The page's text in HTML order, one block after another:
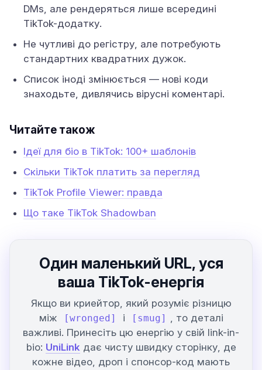
DMs, але рендеряться лише всередині
TikTok-додатку.
Не чутливі до регістру, але потребують
стандартних квадратних дужок.
Список іноді змінюється — нові коди
знаходьте, дивлячись вірусні коментарі.
Читайте також
Ідеї для біо в TikTok: 100+ шаблонів
Скільки TikTok платить за перегляд
TikTok Profile Viewer: правда
Що таке TikTok Shadowban
Один маленький URL, уся
ваша TikTok-енергія
Якщо ви криейтор, який розуміє різницю
між
[wronged] і [smug] , то деталі
важливі. Принесіть цю енергію у свій link-in-
bio: UniLink дає чисту швидку сторінку, де
кожне відео, дроп і спонсор-код мають